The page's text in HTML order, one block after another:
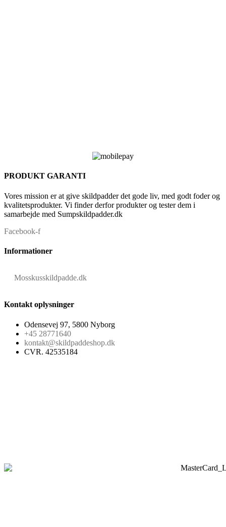
PRODUKT GARANTI
Vores mission er at give skildpadder det gode liv, med godt foder og
kvalitetsprodukter. Vi finder derfor produkter og tester dem i
samarbejde med Sumpskildpadder.dk
Facebook-f
Informationer
Mosskusskildpadde.dk
Kontakt oplysninger
Odensevej 97, 5800 Nyborg
+45 28771640
kontakt@skildpaddeshop.dk
CVR. 42535184